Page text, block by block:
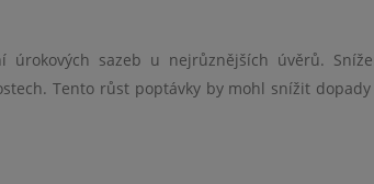
sazeb u nejrůznějších úvěrů.
Tento růst poptávky by mohl snížit